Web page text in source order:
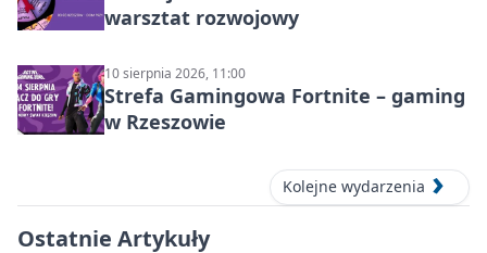
warsztat rozwojowy
10 sierpnia 2026, 11:00
Strefa Gamingowa Fortnite – gaming
w Rzeszowie
Kolejne wydarzenia
Ostatnie Artykuły